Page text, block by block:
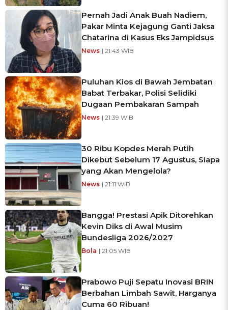
Pernah Jadi Anak Buah Nadiem,
Pakar Minta Kejagung Ganti Jaksa
Chatarina di Kasus Eks Jampidsus
News | 21:43 WIB
Puluhan Kios di Bawah Jembatan
Babat Terbakar, Polisi Selidiki
Dugaan Pembakaran Sampah
News | 21:39 WIB
30 Ribu Kopdes Merah Putih
Dikebut Sebelum 17 Agustus, Siapa
yang Akan Mengelola?
News | 21:11 WIB
Bangga! Prestasi Apik Ditorehkan
Kevin Diks di Awal Musim
Bundesliga 2026/2027
Bola | 21:05 WIB
Prabowo Puji Sepatu Inovasi BRIN
Berbahan Limbah Sawit, Harganya
Cuma 60 Ribuan!